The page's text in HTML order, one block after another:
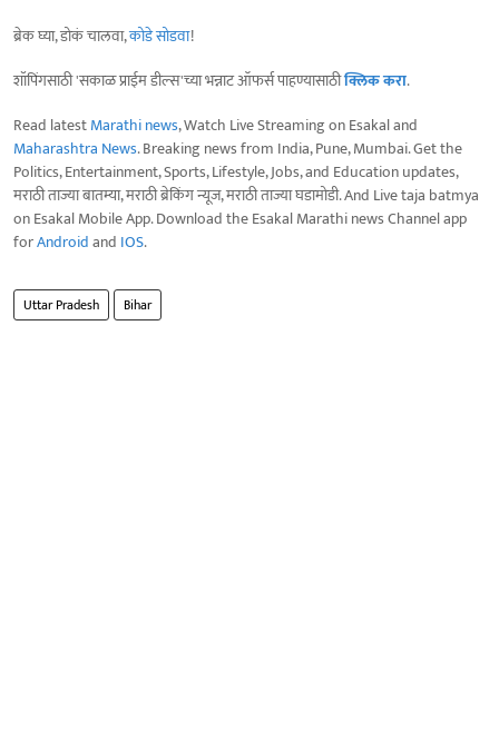
ब्रेक घ्या, डोकं चालवा,कोडे सोडवा!
शॉपिंगसाठी 'सकाळ प्राईम डील्स'च्या भन्नाट ऑफर्स पाहण्यासाठीक्लिक करा.
Read latestMarathi news, Watch Live Streaming on Esakal and
Maharashtra News. Breaking news from India, Pune, Mumbai. Get the
Politics, Entertainment, Sports, Lifestyle, Jobs, and Education updates,
मराठी ताज्या बातम्या, मराठी ब्रेकिंग न्यूज, मराठी ताज्या घडामोडी. And Live taja batmya
on Esakal Mobile App. Download the Esakal Marathi news Channel app
forAndroidand IOS.
Uttar Pradesh Bihar